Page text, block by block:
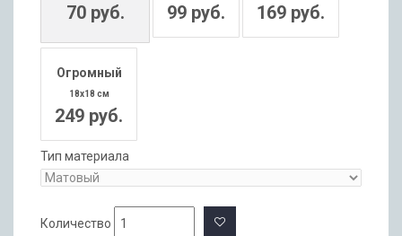
70 руб. 99 руб. 169 руб.
Огромный
18x18 см
249 руб.
Тип материала
Количество